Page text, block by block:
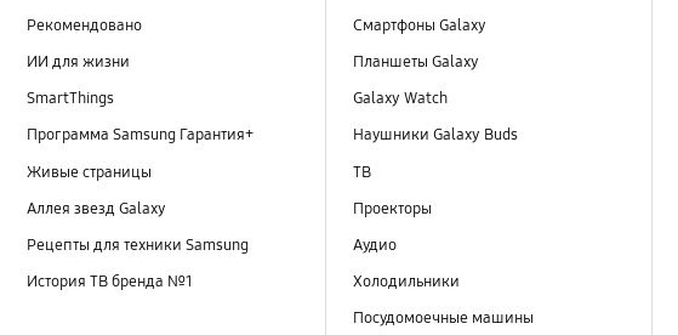
Рекомендовано
ИИ для жизни
SmartThings
Программа Samsung Гарантия+
Живые страницы
Аллея звезд Galaxy
Рецепты для техники Samsung
История ТВ бренда №1
Смартфоны Galaxy
Планшеты Galaxy
Galaxy Watch
Наушники Galaxy Buds
ТВ
Проекторы
Аудио
Холодильники
Посудомоечные машины